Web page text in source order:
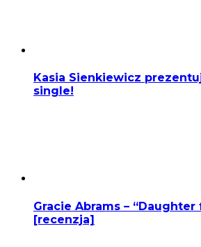
Kasia Sienkiewicz
single!
Gracie Abrams –
[recenzja]